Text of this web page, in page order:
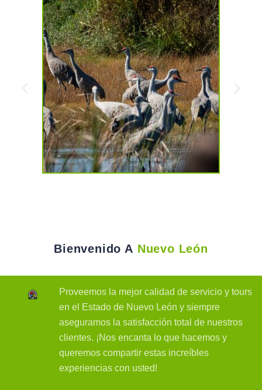
Bienvenido A Nuevo León
Proveemos la mejor calidad de servicio y tours
en el Estado de Nuevo León y siempre
aseguramos la satisfacción total de nuestros
clientes. ¡Nos encanta lo que hacemos y
queremos compartir estas increíbles
experiencias con usted!